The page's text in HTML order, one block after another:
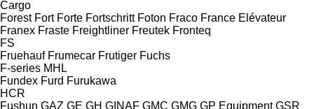
Cargo
Forest Fort Forte Fortschritt Foton Fraco France Elévateur
Franex Fraste Freightliner Freutek Fronteq
FS
Fruehauf Frumecar Frutiger Fuchs
F-series MHL
Fundex Furd Furukawa
HCR
Fushun GAZ GE GH GINAF GMC GMG GP Equipment GSR